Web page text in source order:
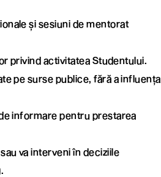
și sesiuni de mentorat
privind activitatea Studentului.
pe surse publice, fără a influența
informare pentru prestarea
va interveni în deciziile